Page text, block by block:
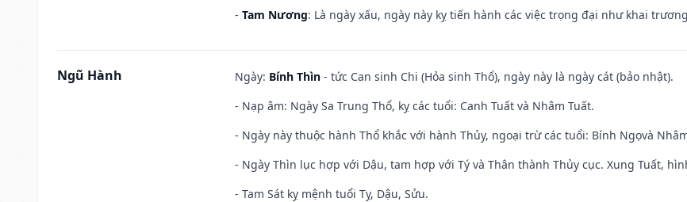
- Tam Nương: Là ngày xấu, ngày này kỵ tiến hành các việc trọng đại như khai
Ngũ Hành Ngày: Bính Thìn - tức Can sinh Chi (Hỏa sinh Thổ), ngày này là ngày cát (bảo nhật).
- Nạp âm: Ngày Sa Trung Thổ, kỵ các tuổi: Canh Tuất và Nhâm Tuất.
- Ngày này thuộc hành Thổ khắc với hành Thủy, ngoại trừ các tuổi: Bính Ngọvà
- Ngày Thìn lục hợp với Dậu, tam hợp với Tý và Thân thành Thủy cục. Xung Tuất,
- Tam Sát kỵ mệnh tuổi Tỵ, Dậu, Sửu.